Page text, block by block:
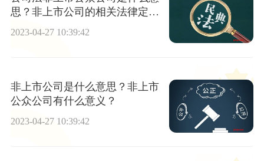
思？非上市公司的相关法律定义
2023-04-27 10:39:42
非上市公司是什么意思？非上市
公众公司有什么意义？
2023-04-27 10:39:42